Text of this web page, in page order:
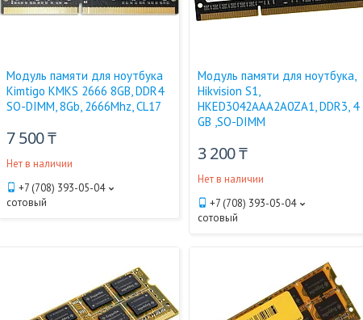
Модуль памяти для ноутбука
Kimtigo KMKS 2666 8GB, DDR4
SO-DIMM, 8Gb, 2666Mhz, CL17
7 500 ₸
Нет в наличии
+7 (708) 393-05-04
сотовый
Модуль памяти для ноутбука,
Hikvision S1,
HKED3042AAA2A0ZA1, DDR3, 4
GB ,SO-DIMM
3 200 ₸
Нет в наличии
+7 (708) 393-05-04
сотовый